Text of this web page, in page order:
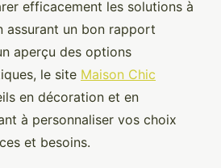
efficacement les solutions à
assurant un bon rapport
aperçu des options
le site Maison Chic
en décoration et en
à personnaliser vos choix
et besoins.